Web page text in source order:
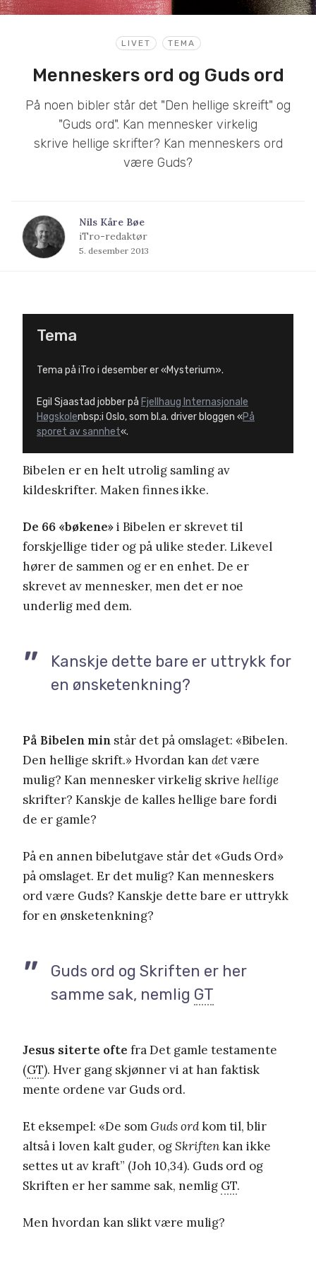
LIVET TEMA
Menneskers ord og Guds ord
På noen bibler står det "Den hellige skreift" og
"Guds ord". Kan mennesker virkelig
skrive hellige skrifter? Kan menneskers ord
være Guds?
Nils Kåre Bøe
iTro-redaktør
5. desember 2013
Tema
Tema på iTro i desember er «Mysterium».
Egil Sjaastad jobber på Fjellhaug Internasjonale
Høgskolenbsp;i Oslo, som bl.a. driver bloggen «På
sporet av sannhet«.
Bibelen er en helt utrolig samling av
kildeskrifter. Maken finnes ikke.
De 66 «bøkene»i Bibelen er skrevet til
forskjellige tider og på ulike steder. Likevel
hører de sammen og er en enhet. De er
skrevet av mennesker, men det er noe
underlig med dem.
Kanskje dette bare er uttrykk for
en ønsketenkning?
På Bibelen min står det på omslaget: «Bibelen.
Den hellige skrift.» Hvordan kan detvære
mulig? Kan mennesker virkelig skrive hellige
skrifter? Kanskje de kalles hellige bare fordi
de er gamle?
På en annen bibelutgave står det «Guds Ord»
på omslaget. Er det mulig? Kan menneskers
ord være Guds? Kanskje dette bare er uttrykk
for en ønsketenkning?
Guds ord og Skriften er her
samme sak, nemlig GT
Jesus siterte ofte fra Det gamle testamente
(GT). Hver gang skjønner vi at han faktisk
mente ordene var Guds ord.
Et eksempel: «De somGuds ordkom til, blir
altså i loven kalt guder, ogSkriftenkan ikke
settes ut av kraft” (Joh 10,34). Guds ord og
Skriften er her samme sak, nemlig GT.
Men hvordan kan slikt være mulig?